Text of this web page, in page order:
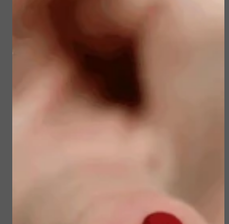
Hair Oil
€ 22,50